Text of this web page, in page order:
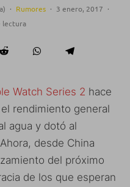
· Rumores · 3 enero, 2017 ·
lectura
Watch Series 2 hace
rendimiento general
agua y dotó al
desde China
del próximo
de los que esperan